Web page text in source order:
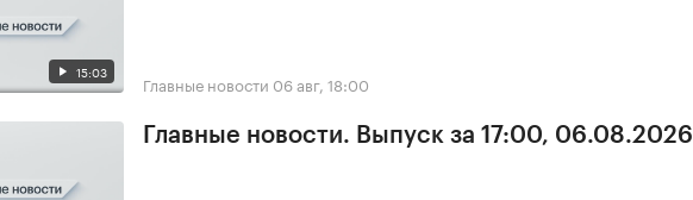
15:03 Главные новости 06 авг, 18:00
Главные новости. Выпуск за 17:00, 06.08.2026